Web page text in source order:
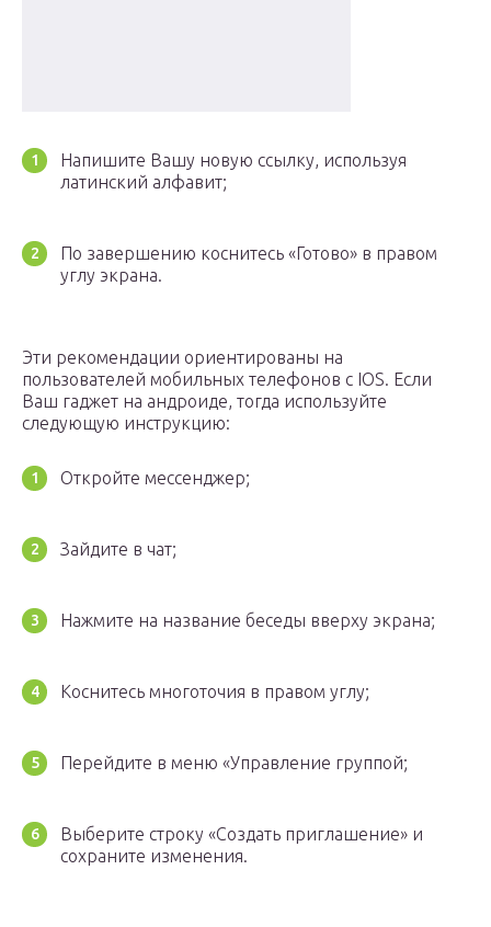
Напишите Вашу новую ссылку, используя
латинский алфавит;
По завершению коснитесь «Готово» в правом
углу экрана.
Эти рекомендации ориентированы на
пользователей мобильных телефонов с IOS. Если
Ваш гаджет на андроиде, тогда используйте
следующую инструкцию:
Откройте мессенджер;
Зайдите в чат;
Нажмите на название беседы вверху экрана;
Коснитесь многоточия в правом углу;
Перейдите в меню «Управление группой;
Выберите строку «Создать приглашение» и
сохраните изменения.